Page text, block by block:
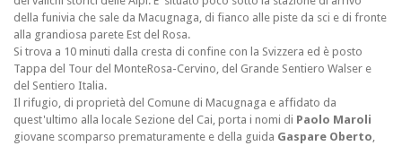
della funivia che sale da Macugnaga, di fianco alle piste da sci e di fronte
alla grandiosa parete Est del Rosa.
Si trova a 10 minuti dalla cresta di confine con la Svizzera ed è posto
Tappa del Tour del MonteRosa-Cervino, del Grande Sentiero Walser e
del Sentiero Italia.
Il rifugio, di proprietà del Comune di Macugnaga e affidato da
quest'ultimo alla locale Sezione del Cai, porta i nomi di Paolo Maroli
giovane scomparso prematuramente e della guida Gaspare Oberto,